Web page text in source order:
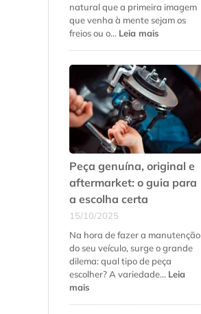
natural que a primeira imagem
que venha à mente sejam os
freios ou o… Leia mais
que
a
suspensão
do
seu
carro
precisa
de
revisão
Peça genuína, original e
aftermarket: o guia para
a escolha certa
15/10/2025
Na hora de fazer a manutenção
do seu veículo, surge o grande
dilema: qual tipo de peça
escolher? A variedade… Leia
mais